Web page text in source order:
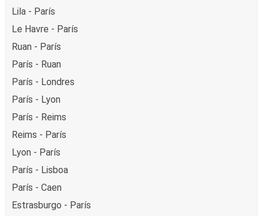
Lila - París
Le Havre - París
Ruan - París
París - Ruan
París - Londres
París - Lyon
París - Reims
Reims - París
Lyon - París
París - Lisboa
París - Caen
Estrasburgo - París